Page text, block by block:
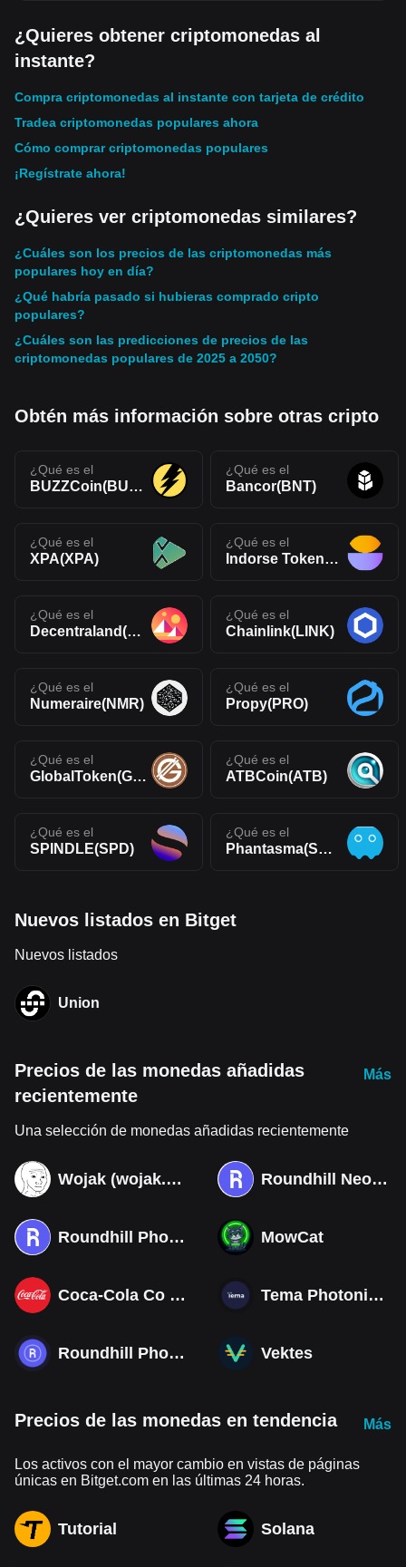
¿Quieres obtener criptomonedas al
instante?
Compra criptomonedas al instante con tarjeta de crédito
Tradea criptomonedas populares ahora
Cómo comprar criptomonedas populares
¡Regístrate ahora!
¿Quieres ver criptomonedas similares?
¿Cuáles son los precios de las criptomonedas más
populares hoy en día?
¿Qué habría pasado si hubieras comprado cripto
populares?
¿Cuáles son las predicciones de precios de las
criptomonedas populares de 2025 a 2050?
Obtén más información sobre otras cripto
¿Qué es el
BUZZCoin(BUZZ)
¿Qué es el
Bancor(BNT)
¿Qué es el
XPA(XPA)
¿Qué es el
Indorse Token(IND)
¿Qué es el
Decentraland(MANA)
¿Qué es el
Chainlink(LINK)
¿Qué es el
Numeraire(NMR)
¿Qué es el
Propy(PRO)
¿Qué es el
GlobalToken(GLT)
¿Qué es el
ATBCoin(ATB)
¿Qué es el
SPINDLE(SPD)
¿Qué es el
Phantasma(SOUL)
Nuevos listados en Bitget
Nuevos listados
Union
Precios de las monedas añadidas
recientemente
Más
Una selección de monedas añadidas recientemente
Wojak (wojak.art) Roundhill Neocloud ETF (Derivatives)
Roundhill Photonics & Optics ETF (Derivatives) MowCat
Coca-Cola Co (Derivatives) Tema Photonics & Optical ETF
Roundhill Photonics & Optics ETF Vektes
Precios de las monedas en tendencia Más
Los activos con el mayor cambio en vistas de páginas
únicas en Bitget.com en las últimas 24 horas.
Tutorial Solana